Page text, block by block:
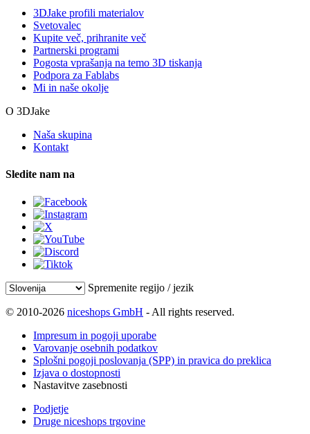
3DJake profili materialov
Svetovalec
Kupite več, prihranite več
Partnerski programi
Pogosta vprašanja na temo 3D tiskanja
Podpora za Fablabs
Mi in naše okolje
O 3DJake
Naša skupina
Kontakt
Sledite nam na
Spremenite regijo / jezik
© 2010-2026 niceshops GmbH - All rights reserved.
Impresum in pogoji uporabe
Varovanje osebnih podatkov
Splošni pogoji poslovanja (SPP) in pravica do preklica
Izjava o dostopnosti
Nastavitve zasebnosti
Podjetje
Druge niceshops trgovine